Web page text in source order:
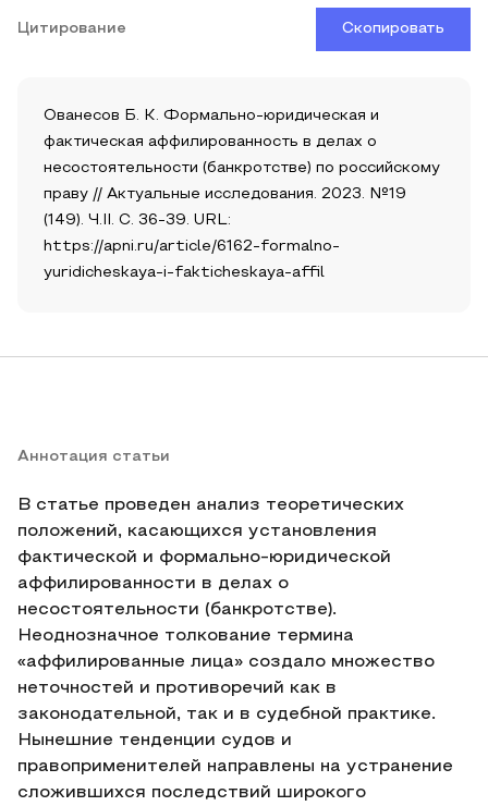
Цитирование Скопировать
Ованесов Б. К. Формально-юридическая и
фактическая аффилированность в делах о
несостоятельности (банкротстве) по российскому
праву // Актуальные исследования. 2023. №19
(149). Ч.II. С. 36-39. URL:
https://apni.ru/article/6162-formalno-
yuridicheskaya-i-fakticheskaya-affil
Аннотация статьи
В статье проведен анализ теоретических
положений, касающихся установления
фактической и формально-юридической
аффилированности в делах о
несостоятельности (банкротстве).
Неоднозначное толкование термина
«аффилированные лица» создало множество
неточностей и противоречий как в
законодательной, так и в судебной практике.
Нынешние тенденции судов и
правоприменителей направлены на устранение
сложившихся последствий широкого